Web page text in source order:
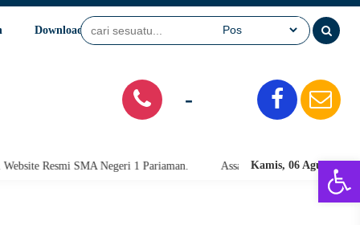
Download Video
-
Kamis, 06 Agu 2026
Resmi SMA Negeri 1 Pariaman. Assalamu'alaikum warahmatullahi